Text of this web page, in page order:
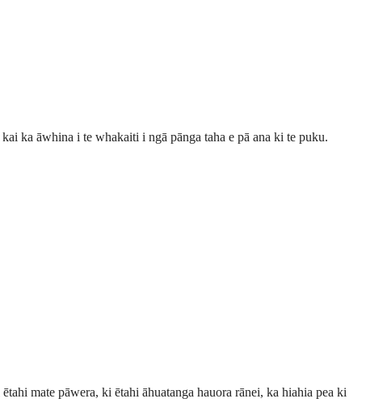
ka āwhina i te whakaiti i ngā pānga taha e pā ana ki te puku.
mate pāwera, ki ētahi āhuatanga hauora rānei, ka hiahia pea ki